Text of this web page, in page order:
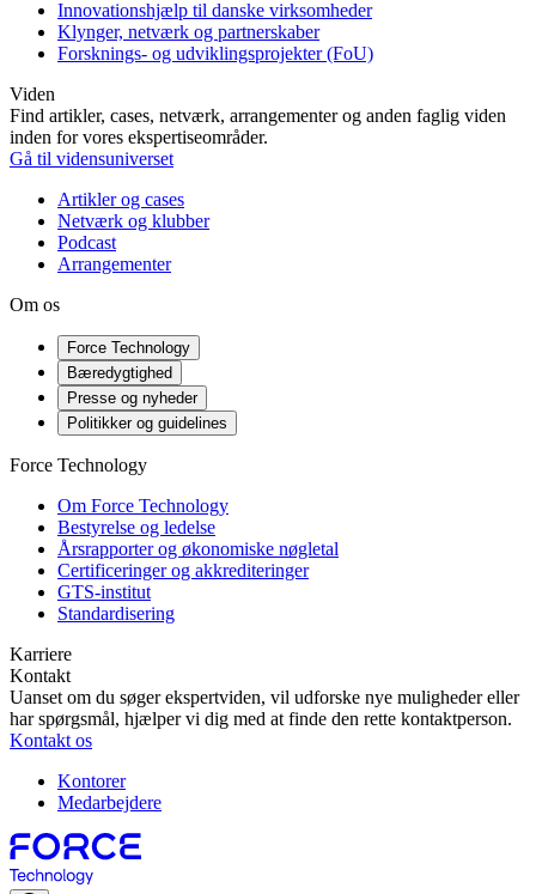
Innovationshjælp til danske virksomheder
Klynger, netværk og partnerskaber
Forsknings- og udviklingsprojekter (FoU)
Viden
Find artikler, cases, netværk, arrangementer og anden faglig viden
inden for vores ekspertiseområder.
Gå til vidensuniverset
Artikler og cases
Netværk og klubber
Podcast
Arrangementer
Om os
Force Technology
Bæredygtighed
Presse og nyheder
Politikker og guidelines
Force Technology
Om Force Technology
Bestyrelse og ledelse
Årsrapporter og økonomiske nøgletal
Certificeringer og akkrediteringer
GTS-institut
Standardisering
Karriere
Kontakt
Uanset om du søger ekspertviden, vil udforske nye muligheder eller
har spørgsmål, hjælper vi dig med at finde den rette kontaktperson.
Kontakt os
Kontorer
Medarbejdere